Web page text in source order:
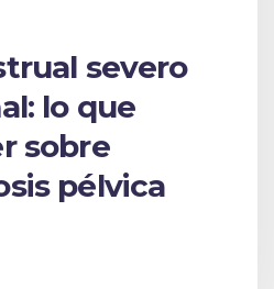
severo
lo que
sobre
pélvica